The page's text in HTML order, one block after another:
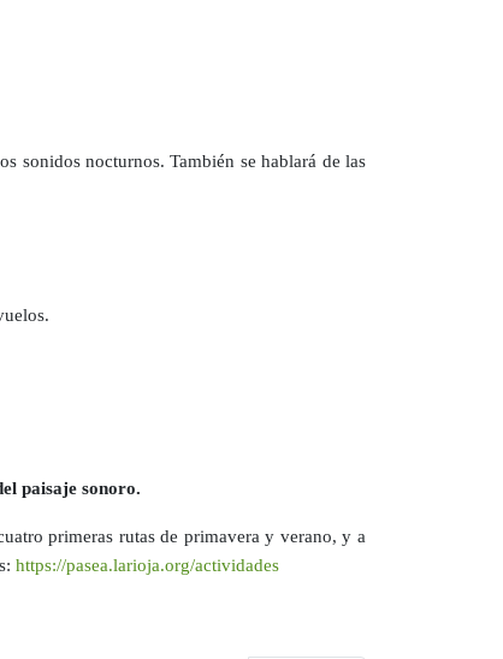
sonidos nocturnos. También se hablará de las
paisaje sonoro.
primeras rutas de primavera y verano, y a
https://pasea.larioja.org/actividades